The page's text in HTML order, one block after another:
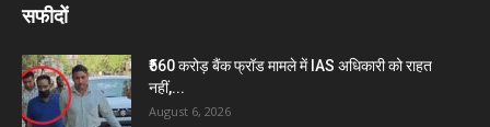
सफीदों
₹560 करोड़ बैंक फ्रॉड मामले में IAS अधिकारी को राहत
नहीं,...
August 6, 2026